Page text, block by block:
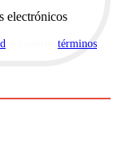
electrónicos
términos